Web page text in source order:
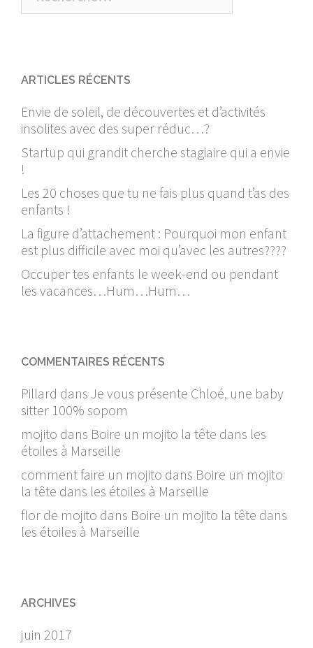
ARTICLES RÉCENTS
Envie de soleil, de découvertes et d’activités
insolites avec des super réduc…?
Startup qui grandit cherche stagiaire qui a envie
!
Les 20 choses que tu ne fais plus quand t’as des
enfants !
La figure d’attachement : Pourquoi mon enfant
est plus difficile avec moi qu’avec les autres????
Occuper tes enfants le week-end ou pendant
les vacances…Hum…Hum…
COMMENTAIRES RÉCENTS
Pillard dans Je vous présente Chloé, une baby
sitter 100% sopom
mojito dans Boire un mojito la tête dans les
étoiles à Marseille
comment faire un mojito dans Boire un mojito
la tête dans les étoiles à Marseille
flor de mojito dans Boire un mojito la tête dans
les étoiles à Marseille
ARCHIVES
juin 2017